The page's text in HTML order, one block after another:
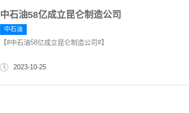
中石油58亿成立昆仑制造公司
中石油
【#中石油58亿成立昆仑制造公司#】
2023-10-25